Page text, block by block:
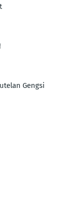
Gengsi